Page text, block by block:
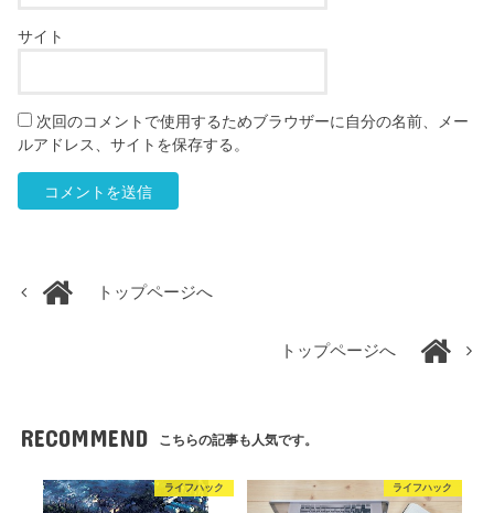
サイト
次回のコメントで使用するためブラウザーに自分の名前、メー
ルアドレス、サイトを保存する。
トップページへ
トップページへ
RECOMMEND こちらの記事も人気です。
ライフハック ライフハック